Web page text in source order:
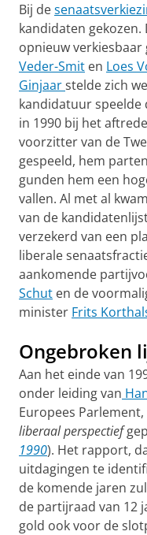
Bij de
kandidaten
opnieuw verkiesbaar
Veder-Smit en Loes
Ginjaarstelde zich
kan­dida­tuur
in 1990 bij het
voorzitter van de
gespeeld, hem
gunden hem een
vallen. Al met al
van de
verzekerd van een
liberale
aankomende
Schut en de
minister Frits
Ongebroken
Aan het einde van
onder lei­ding van
Europees
libe­raal per­spectief
1990). Het rapport,
uitdagingen te
de komende jaren
de par­tij­raad van 12
gold ook voor de